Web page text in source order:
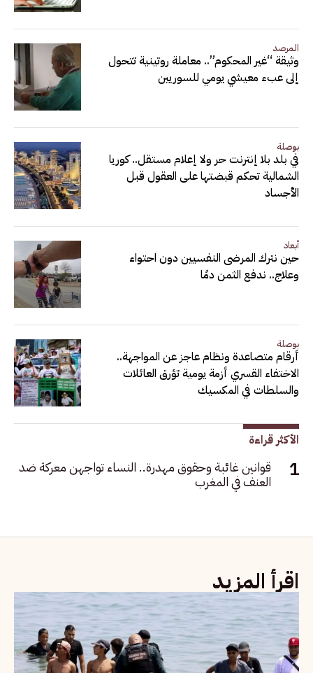
المرصد
وثيقة “غير المحكوم”.. معاملة روتينية تتحول
إلى عبء معيشي يومي للسوريين
بوصلة
في بلد بلا إنترنت حر ولا إعلام مستقل.. كوريا
الشمالية تحكم قبضتها على العقول قبل
الأجساد
أبعاد
حين نترك المرضى النفسيين دون احتواء
وعلاج.. ندفع الثمن دمًا
بوصلة
أرقام متصاعدة ونظام عاجز عن المواجهة..
الاختفاء القسري أزمة يومية تؤرق العائلات
والسلطات في المكسيك
الأكثر قراءة
قوانين غائبة وحقوق مهدرة.. النساء تواجهن معركة ضد
العنف في المغرب
اقرأ المزيد